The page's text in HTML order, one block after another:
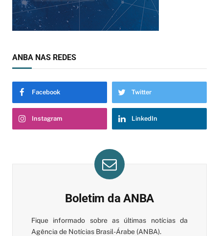
ANBA NAS REDES
Facebook Twitter
Instagram LinkedIn
Boletim da ANBA
Fique informado sobre as últimas notícias da
Agência de Notícias Brasil-Árabe (ANBA).